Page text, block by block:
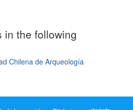
in the following
Chilena de Arqueología